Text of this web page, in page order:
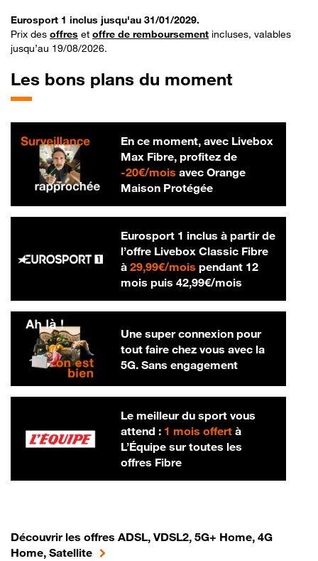
Eurosport 1 inclus jusqu'au 31/01/2029.
Prix des offres et offre de remboursement incluses, valables
jusqu’au 19/08/2026.
Les bons plans du moment
En ce moment, avec Livebox
Max Fibre, profitez de
-20€/mois20 € par mois
avec Orange
Maison Protégée
Eurosport 1 inclus à partir de
l’offre Livebox Classic Fibre
à 29,99€/mois29,99 € par mois
pendant 12
mois puis 42,99€/mois42,99 € par
Une super connexion pour
tout faire chez vous avec la
5G. Sans engagement
Le meilleur du sport vous
attend : 1 mois offertà
L’Équipe sur toutes les
offres Fibre
Découvrir les offres ADSL, VDSL2, 5G+ Home, 4G
Home, Satellite